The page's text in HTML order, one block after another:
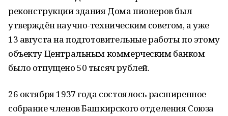
реконструкции здания Дома пионеров был
утверждён научно-техническим советом, а уже
13 августа на подготовительные работы по этому
объекту Центральным коммерческим банком
было отпущено 50 тысяч рублей.
26 октября 1937 года состоялось расширенное
собрание членов Башкирского отделения Союза